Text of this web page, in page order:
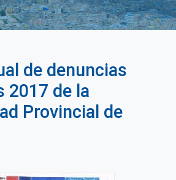
de denuncias
2017 de la
Provincial de